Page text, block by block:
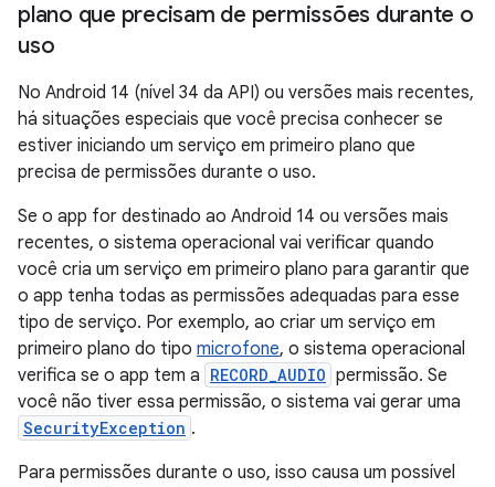
plano que precisam de permissões durante o
uso
No Android 14 (nível 34 da API) ou versões mais recentes,
há situações especiais que você precisa conhecer se
estiver iniciando um serviço em primeiro plano que
precisa de permissões durante o uso.
Se o app for destinado ao Android 14 ou versões mais
recentes, o sistema operacional vai verificar quando
você cria um serviço em primeiro plano para garantir que
o app tenha todas as permissões adequadas para esse
tipo de serviço. Por exemplo, ao criar um serviço em
primeiro plano do tipo microfone, o sistema operacional
verifica se o app tem a RECORD_AUDIO permissão. Se
você não tiver essa permissão, o sistema vai gerar uma
SecurityException .
Para permissões durante o uso, isso causa um possível